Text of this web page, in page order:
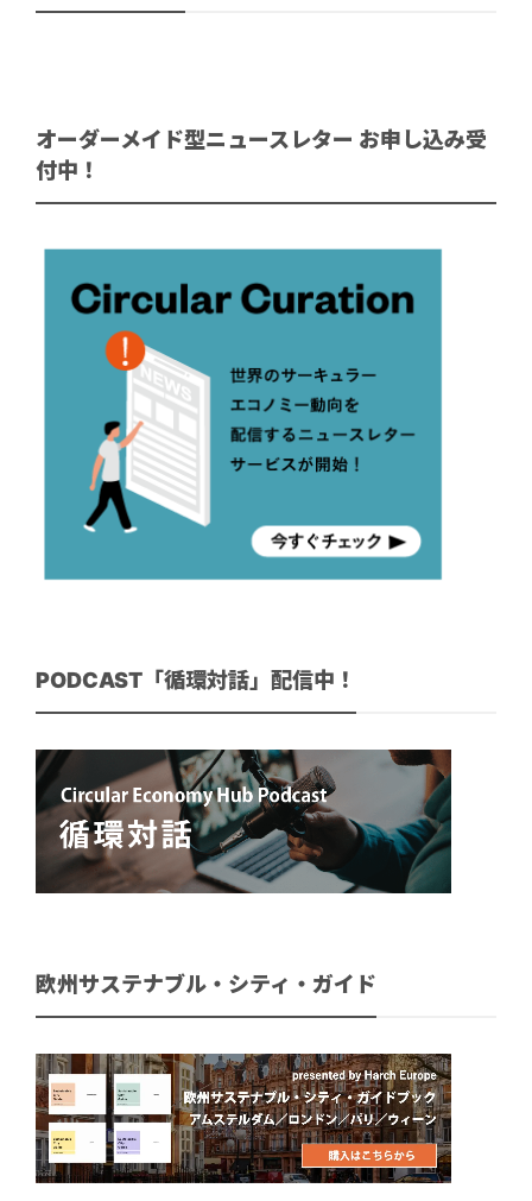
オーダーメイド型ニュースレター お申し込み受
付中！
PODCAST「循環対話」配信中！
欧州サステナブル・シティ・ガイド